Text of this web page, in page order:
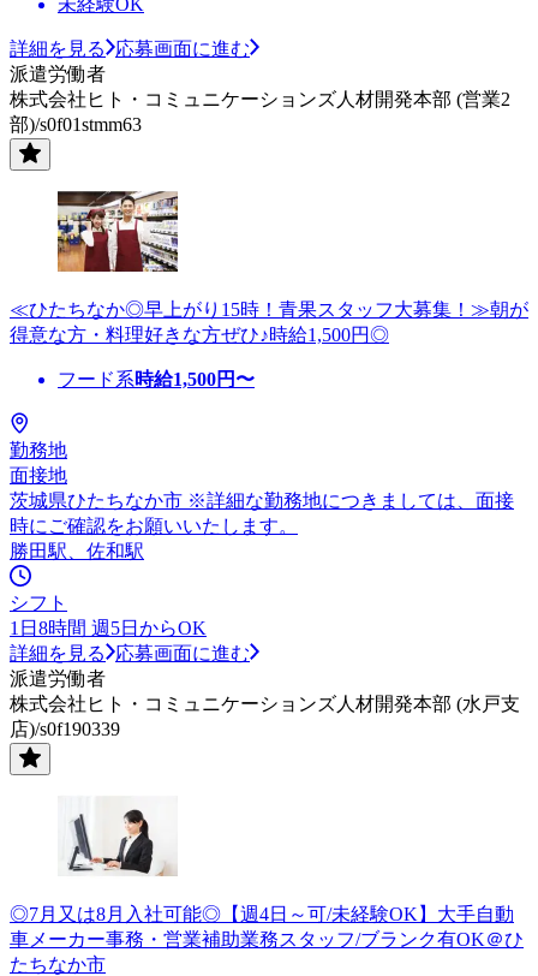
詳細を見る
応募画面に進む
派遣労働者
株式会社ヒト・コミュニケーションズ人材開発本部 (営業2
部)/s0f01stmm63
≪ひたちなか◎早上がり15時！青果スタッフ大募集！≫朝が
得意な方・料理好きな方ぜひ♪時給1,500円◎
フード系時給1,500円〜
勤務地
面接地
茨城県ひたちなか市 ※詳細な勤務地につきましては、面接
時にご確認をお願いいたします。
勝田駅、佐和駅
シフト
1日8時間 週5日からOK
詳細を見る
応募画面に進む
派遣労働者
株式会社ヒト・コミュニケーションズ人材開発本部 (水戸支
店)/s0f190339
◎7月又は8月入社可能◎【週4日～可/未経験OK】大手自動
車メーカー事務・営業補助業務スタッフ/ブランク有OK＠ひ
たちなか市